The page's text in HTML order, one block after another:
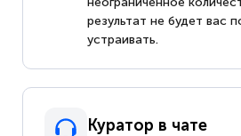
результат не будет вас
устраивать.
Куратор в чате